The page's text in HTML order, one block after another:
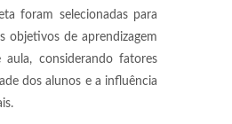
foram selecionadas para
objetivos de aprendizagem
considerando fatores
dos alunos e a influência